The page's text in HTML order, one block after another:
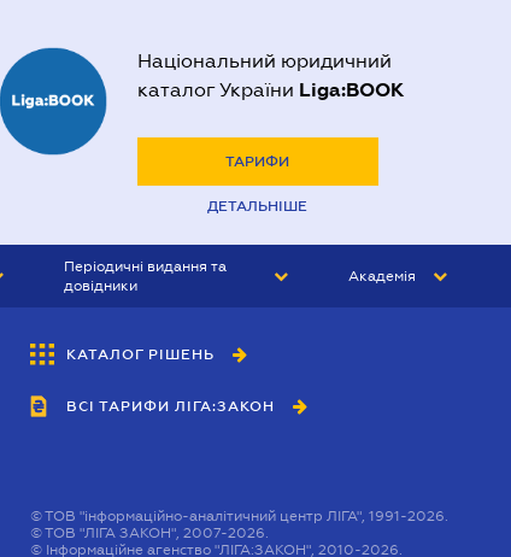
Національний юридичний
каталог України Liga:BOOK
ТАРИФИ
ДЕТАЛЬНІШЕ
Періодичні видання та
довідники
БУХГАЛТЕР&ЗАКОН
ВІСНИК МСФЗ
Академія
КАТАЛОГ РІШЕНЬ
ВСІ ТАРИФИ ЛІГА:ЗАКОН
©ТОВ "інформаційно-аналітичний центр ЛІГА", 1991-2026.
©ТОВ "ЛІГА ЗАКОН", 2007-2026.
© Інформаційне агенство "ЛІГА:ЗАКОН", 2010-2026.